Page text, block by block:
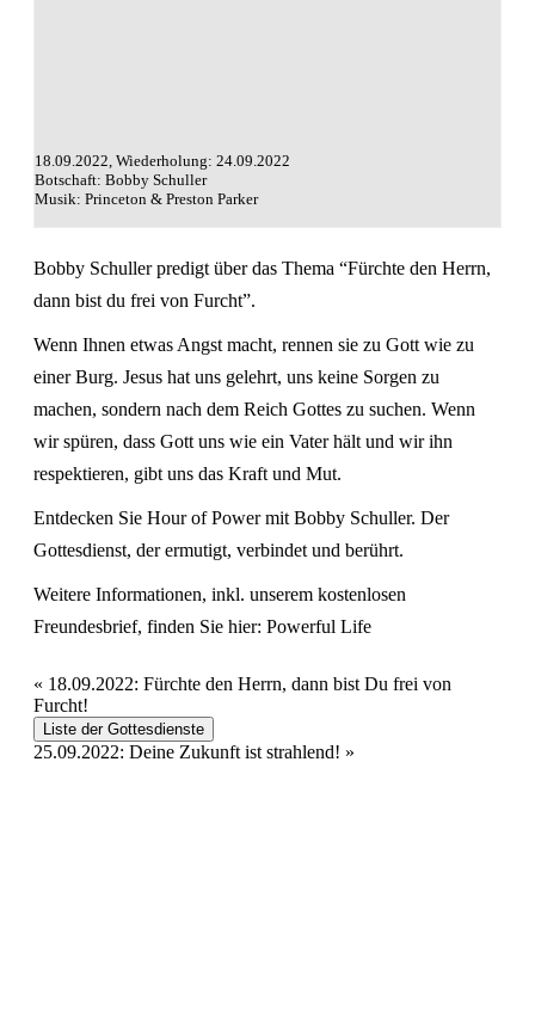
18.09.2022, Wiederholung: 24.09.2022
Botschaft: Bobby Schuller
Musik: Princeton & Preston Parker
Bobby Schuller predigt über das Thema “Fürchte den Herrn,
dann bist du frei von Furcht”.
Wenn Ihnen etwas Angst macht, rennen sie zu Gott wie zu
einer Burg. Jesus hat uns gelehrt, uns keine Sorgen zu
machen, sondern nach dem Reich Gottes zu suchen. Wenn
wir spüren, dass Gott uns wie ein Vater hält und wir ihn
respektieren, gibt uns das Kraft und Mut.
Entdecken Sie Hour of Power mit Bobby Schuller. Der
Gottesdienst, der ermutigt, verbindet und berührt.
Weitere Informationen, inkl. unserem kostenlosen
Freundesbrief, finden Sie hier: Powerful Life
« 18.09.2022: Fürchte den Herrn, dann bist Du frei von
Furcht!
Liste der Gottesdienste
25.09.2022: Deine Zukunft ist strahlend! »